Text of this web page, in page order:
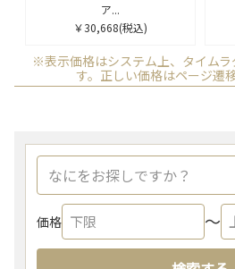
ア...
￥30,668(税込)
※表示価格はシステム上、タイム
す。正しい価格はページ遷
価格 〜